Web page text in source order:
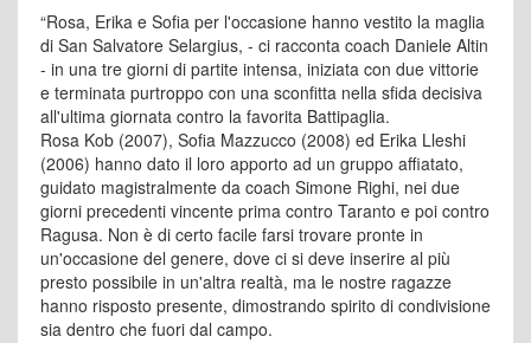
“Rosa, Erika e Sofia per l'occasione hanno vestito la maglia
di San Salvatore Selargius, - ci racconta coach Daniele Altin
- in una tre giorni di partite intensa, iniziata con due vittorie
e terminata purtroppo con una sconfitta nella sfida decisiva
all'ultima giornata contro la favorita Battipaglia.
Rosa Kob (2007), Sofia Mazzucco (2008) ed Erika Lleshi
(2006) hanno dato il loro apporto ad un gruppo affiatato,
guidato magistralmente da coach Simone Righi, nei due
giorni precedenti vincente prima contro Taranto e poi contro
Ragusa. Non è di certo facile farsi trovare pronte in
un'occasione del genere, dove ci si deve inserire al più
presto possibile in un'altra realtà, ma le nostre ragazze
hanno risposto presente, dimostrando spirito di condivisione
sia dentro che fuori dal campo.